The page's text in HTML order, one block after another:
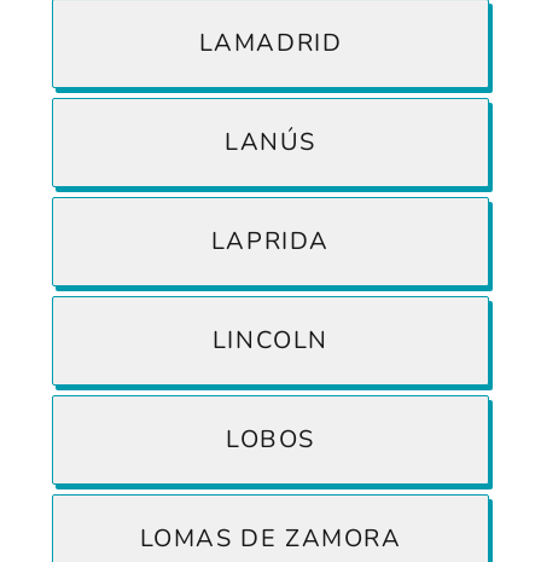
LAMADRID
LANÚS
LAPRIDA
LINCOLN
LOBOS
LOMAS DE ZAMORA